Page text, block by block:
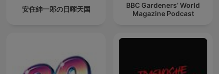
安住紳一郎の日曜天国
BBC Gardeners’ World
Magazine Podcast